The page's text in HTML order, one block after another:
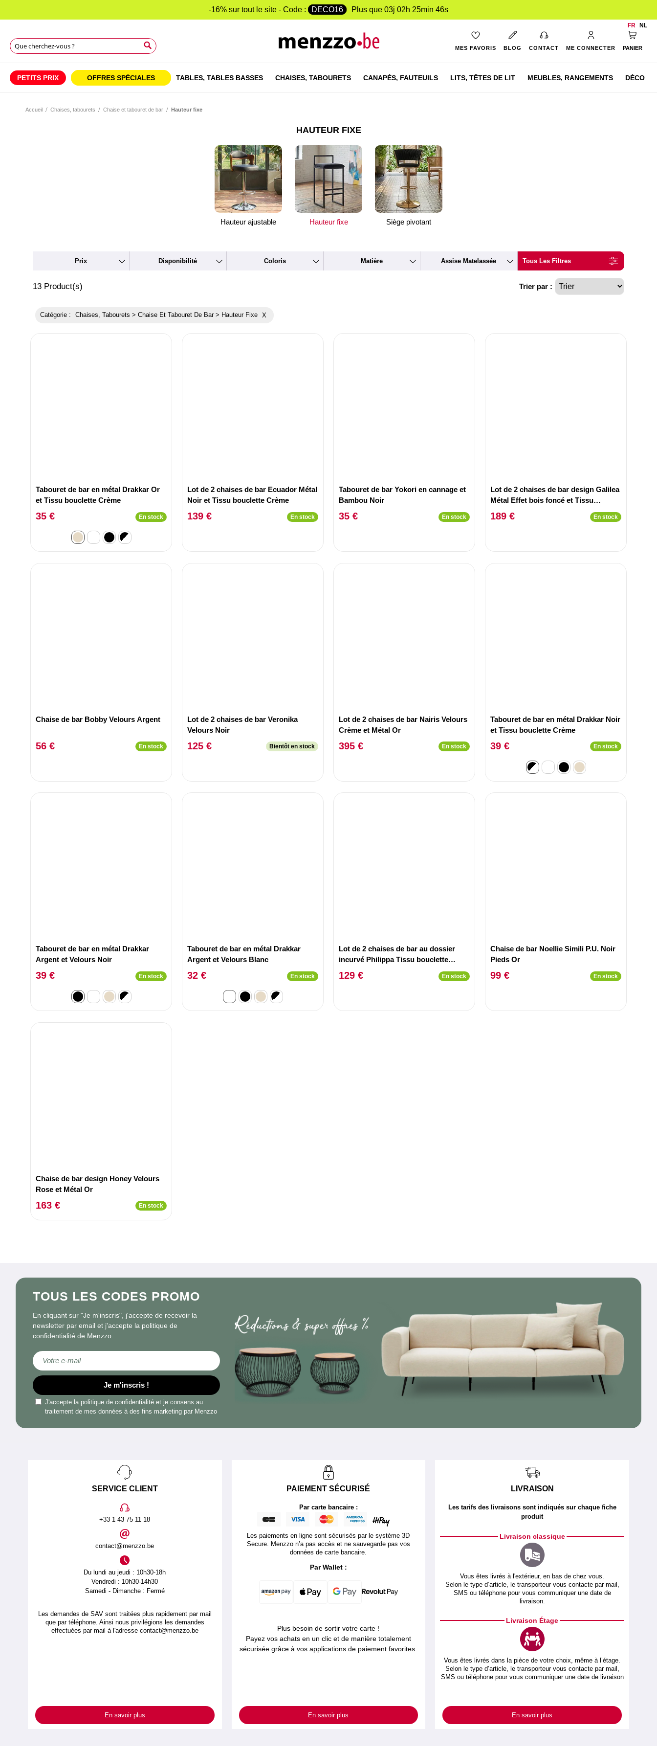
-16% sur tout le site - Code : DECO16 Plus que 03j 02h 25min 45s
FR NL
Chercher
MES FAVORIS BLOG CONTACT ME CONNECTER PANIER
PETITS PRIX OFFRES SPÉCIALES TABLES, TABLES BASSES CHAISES, TABOURETS CANAPÉS, FAUTEUILS LITS, TÊTES DE LIT MEUBLES, RANGEMENTS DÉCO
Accueil Chaises, tabourets Chaise et tabouret de bar Hauteur fixe
HAUTEUR FIXE
Hauteur ajustable Hauteur fixe Siège pivotant
Prix Disponibilité Coloris Matière Assise Matelassée Tous Les Filtres
13 Product(s) Trier par :
Catégorie : Chaises, Tabourets > Chaise Et Tabouret De Bar > Hauteur Fixe X
Tabouret de bar en métal Drakkar Or
et Tissu bouclette Crème
35 € En stock
Lot de 2 chaises de bar Ecuador Métal
Noir et Tissu bouclette Crème
139 € En stock
Tabouret de bar Yokori en cannage et
Bambou Noir
35 € En stock
Lot de 2 chaises de bar design Galilea
Métal Effet bois foncé et Tissu
Anthracite
189 € En stock
Chaise de bar Bobby Velours Argent
56 € En stock
Lot de 2 chaises de bar Veronika
Velours Noir
125 € Bientôt en stock
Lot de 2 chaises de bar Nairis Velours
Crème et Métal Or
395 € En stock
Tabouret de bar en métal Drakkar Noir
et Tissu bouclette Crème
39 € En stock
Tabouret de bar en métal Drakkar
Argent et Velours Noir
39 € En stock
Tabouret de bar en métal Drakkar
Argent et Velours Blanc
32 € En stock
Lot de 2 chaises de bar au dossier
incurvé Philippa Tissu bouclette
Crème
129 € En stock
Chaise de bar Noellie Simili P.U. Noir
Pieds Or
99 € En stock
Chaise de bar design Honey Velours
Rose et Métal Or
163 € En stock
TOUS LES CODES PROMO
En cliquant sur "Je m'inscris", j'accepte de recevoir la
newsletter par email et j'accepte la politique de
confidentialité de Menzzo.
Inscription à notre newsletter :
Je m'inscris !
J'accepte la politique de confidentialité et je consens au
traitement de mes données à des fins marketing par Menzzo
SERVICE CLIENT
+33 1 43 75 11 18
contact@menzzo.be
Du lundi au jeudi : 10h30-18h
Vendredi : 10h30-14h30
Samedi - Dimanche : Fermé
Les demandes de SAV sont traitées plus rapidement par mail
que par téléphone. Ainsi nous privilégions les demandes
effectuées par mail à l'adresse contact@menzzo.be
En savoir plus
PAIEMENT SÉCURISÉ
Par carte bancaire :
Les paiements en ligne sont sécurisés par le système 3D
Secure. Menzzo n’a pas accès et ne sauvegarde pas vos
données de carte bancaire.
Par Wallet :
Plus besoin de sortir votre carte !
Payez vos achats en un clic et de manière totalement
sécurisée grâce à vos applications de paiement favorites.
En savoir plus
LIVRAISON
Les tarifs des livraisons sont indiqués sur chaque fiche
produit
Livraison classique
Vous êtes livrés à l'extérieur, en bas de chez vous.
Selon le type d’article, le transporteur vous contacte par mail,
SMS ou téléphone pour vous communiquer une date de
livraison.
Livraison Étage
Vous êtes livrés dans la pièce de votre choix, même à l’étage.
Selon le type d’article, le transporteur vous contacte par mail,
SMS ou téléphone pour vous communiquer une date de livraison
En savoir plus